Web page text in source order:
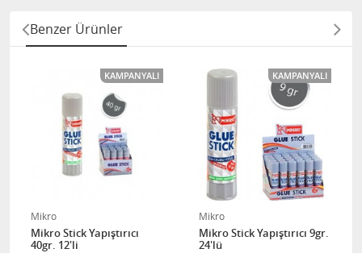
Benzer Ürünler
KAMPANYALI
Mikro
Mikro Stick Yapıştırıcı
40gr. 12'li
KAMPANYALI
Mikro
Mikro Stick Yapıştırıcı 9gr.
24'lü